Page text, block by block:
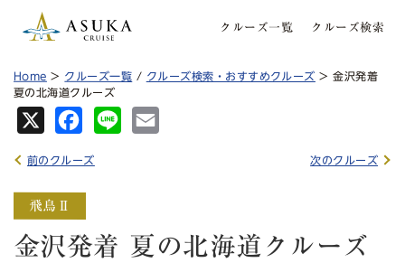
クルーズ一覧 クルーズ検索
Home > クルーズ一覧 / クルーズ検索・おすすめクルーズ > 金沢発着
夏の北海道クルーズ
Fa
Lin
前のクルーズ 次のクルーズ
金沢発着 夏の北海道クルーズ